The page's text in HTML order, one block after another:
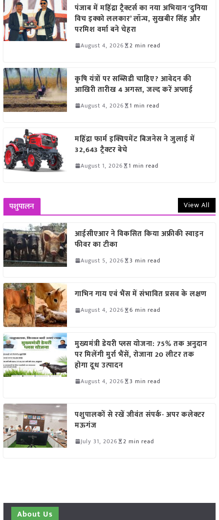
पंजाब में महिंद्रा ट्रैक्टर्स का नया अभियान ‘दुनिया
विच इक्को ललकार’ लॉन्च, सुखबीर सिंह और
परमिश वर्मा बने चेहरा
August 4, 2026 2 min read
कृषि यंत्रों पर सब्सिडी चाहिए? आवेदन की
आखिरी तारीख 4 अगस्त, जल्द करें अप्लाई
August 4, 2026 1 min read
महिंद्रा फार्म इक्विपमेंट बिजनेस ने जुलाई में
32,643 ट्रैक्टर बेचे
August 1, 2026 1 min read
पशुपालन View All
आईसीएआर ने विकसित किया अफ्रीकी स्वाइन
फीवर का टीका
August 5, 2026 3 min read
गाभिन गाय एवं भैंस में संभावित प्रसव के लक्षण
August 4, 2026 6 min read
मुख्यमंत्री डेयरी प्लस योजना: 75% तक अनुदान
पर मिलेंगी मुर्रा भैंसें, रोजाना 20 लीटर तक
होगा दूध उत्पादन
August 4, 2026 3 min read
पशुपालकों से रखें जीवंत संपर्क- अपर कलेक्टर
मऊगंज
July 31, 2026 2 min read
About Us